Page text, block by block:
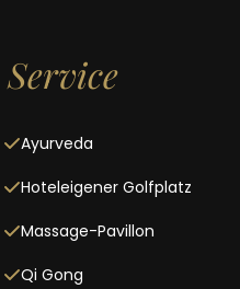
Service
Ayurveda
Hoteleigener Golfplatz
Massage-Pavillon
Qi Gong